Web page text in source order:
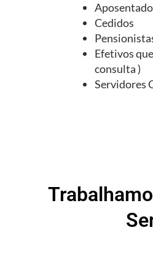
Cedidos
Efetivos
consulta )
Servidores